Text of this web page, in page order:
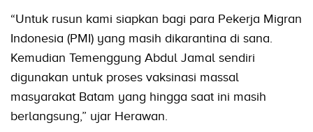
“Untuk rusun kami siapkan bagi para Pekerja Migran
Indonesia (PMI) yang masih dikarantina di sana.
Kemudian Temenggung Abdul Jamal sendiri
digunakan untuk proses vaksinasi massal
masyarakat Batam yang hingga saat ini masih
berlangsung,” ujar Herawan.